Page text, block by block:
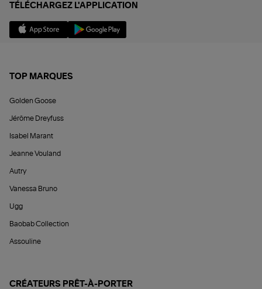
TÉLÉCHARGEZ L'APPLICATION
TOP MARQUES
Golden Goose
Jérôme Dreyfuss
Isabel Marant
Jeanne Vouland
Autry
Vanessa Bruno
Ugg
Baobab Collection
Assouline
CRÉATEURS PRÊT-À-PORTER